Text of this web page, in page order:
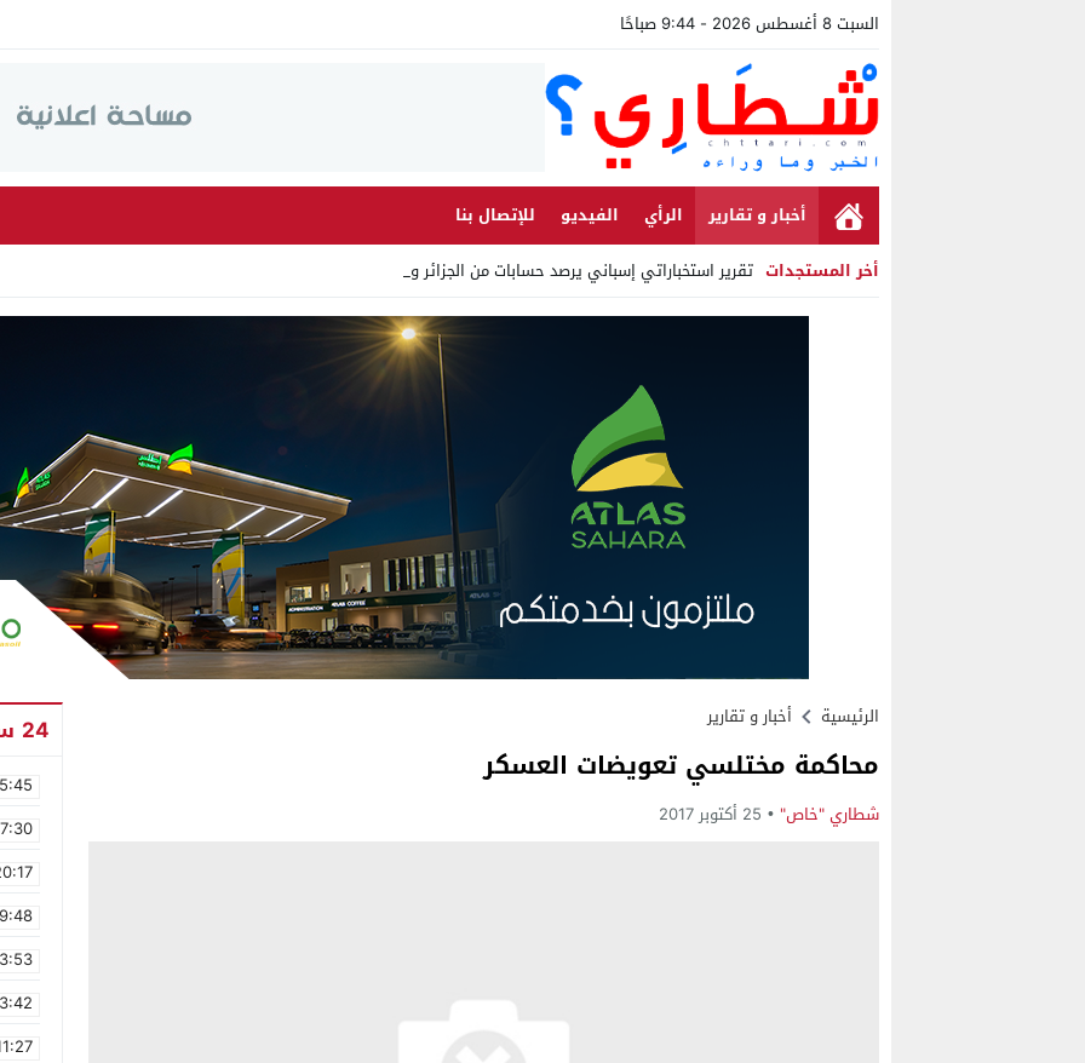
السبت 8 أغسطس 2026 - 9:44 صباحًا
أخبار و تقارير الرأي الفيديو
للإتصال بنا
أخر المستجدات تقرير استخباراتي إسباني يرصد حسابات من الجزائر وأرقاما بـ _
Stop
الرئيسية أخبار و تقارير
محاكمة مختلسي تعويضات العسكر
شطاري "خاص" 25 أكتوبر 2017
24 ساعة